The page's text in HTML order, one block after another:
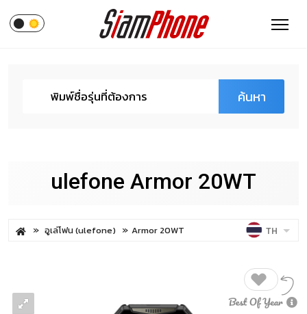
ค้นหา
ulefone Armor 20WT
อูเล่โฟน (ulefone) Armor 20WT TH